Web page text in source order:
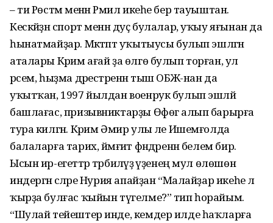
– ти Рөстәм менән Рәмил икеһе бер тауыштан.
Кескәйҙән спорт менән дуҫ булалар, уҡыу яғынан да
һынатмайҙар. Мәктәптә уҡытыусы булып эшләгән
аталары Кәрим ағай ҙа өлгө булып торған, ул
рәсем, һыҙма дәрестәренән тыш ОБЖ-нан да
уҡытҡан, 1997 йылдан военрук булып эшләй
башлағас, призывниктарҙы Өфөгә алып барырға
тура килгән. Кәрим Әмир улы әле Ишемғолда
балаларға тарих, йәмғиәт фәндәренән белем бирә.
Ысын ир-егеттәр тәрбиәләүҙә үҙенең мул өлөшөн
индергән әсәләре Нурия апайҙан “Малайҙар икеһе лә
ҡырҙа булғас ҡыйын түгелме?” тип һорайым.
“Шулай тейештер инде, кемдер илде һаҡларға